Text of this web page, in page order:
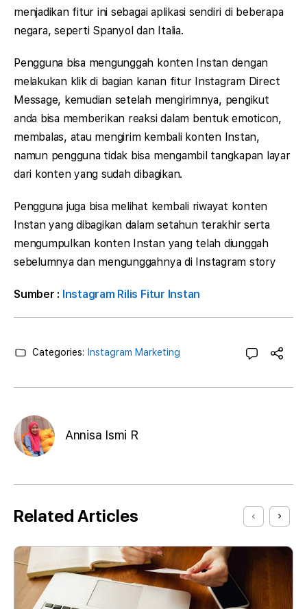
menjadikan fitur ini sebagai aplikasi sendiri di beberapa
negara, seperti Spanyol dan Italia.
Pengguna bisa mengunggah konten Instan dengan
melakukan klik di bagian kanan fitur Instagram Direct
Message, kemudian setelah mengirimnya, pengikut
anda bisa memberikan reaksi dalam bentuk emoticon,
membalas, atau mengirim kembali konten Instan,
namun pengguna tidak bisa mengambil tangkapan layar
dari konten yang sudah dibagikan.
Pengguna juga bisa melihat kembali riwayat konten
Instan yang dibagikan dalam setahun terakhir serta
mengumpulkan konten Instan yang telah diunggah
sebelumnya dan mengunggahnya di Instagram story
Sumber : Instagram Rilis Fitur Instan
Categories: Instagram Marketing
Annisa Ismi R
Related Articles